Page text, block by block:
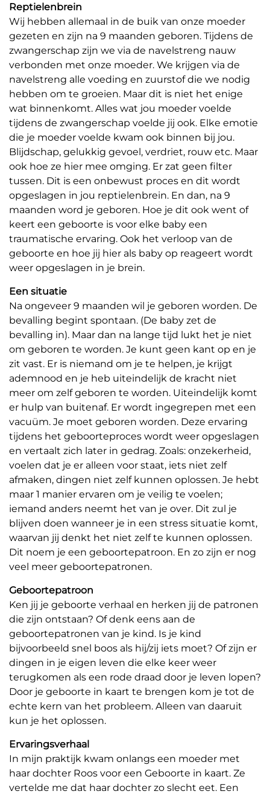
Reptielenbrein
Wij hebben allemaal in de buik van onze moeder
gezeten en zijn na 9 maanden geboren. Tijdens de
zwangerschap zijn we via de navelstreng nauw
verbonden met onze moeder. We krijgen via de
navelstreng alle voeding en zuurstof die we nodig
hebben om te groeien. Maar dit is niet het enige
wat binnenkomt. Alles wat jou moeder voelde
tijdens de zwangerschap voelde jij ook. Elke emotie
die je moeder voelde kwam ook binnen bij jou.
Blijdschap, gelukkig gevoel, verdriet, rouw etc. Maar
ook hoe ze hier mee omging. Er zat geen filter
tussen. Dit is een onbewust proces en dit wordt
opgeslagen in jou reptielenbrein. En dan, na 9
maanden word je geboren. Hoe je dit ook went of
keert een geboorte is voor elke baby een
traumatische ervaring. Ook het verloop van de
geboorte en hoe jij hier als baby op reageert wordt
weer opgeslagen in je brein.
Een situatie
Na ongeveer 9 maanden wil je geboren worden. De
bevalling begint spontaan. (De baby zet de
bevalling in). Maar dan na lange tijd lukt het je niet
om geboren te worden. Je kunt geen kant op en je
zit vast. Er is niemand om je te helpen, je krijgt
ademnood en je heb uiteindelijk de kracht niet
meer om zelf geboren te worden. Uiteindelijk komt
er hulp van buitenaf. Er wordt ingegrepen met een
vacuüm. Je moet geboren worden. Deze ervaring
tijdens het geboorteproces wordt weer opgeslagen
en vertaalt zich later in gedrag. Zoals: onzekerheid,
voelen dat je er alleen voor staat, iets niet zelf
afmaken, dingen niet zelf kunnen oplossen. Je hebt
maar 1 manier ervaren om je veilig te voelen;
iemand anders neemt het van je over. Dit zul je
blijven doen wanneer je in een stress situatie komt,
waarvan jij denkt het niet zelf te kunnen oplossen.
Dit noem je een geboortepatroon. En zo zijn er nog
veel meer geboortepatronen.
Geboortepatroon
Ken jij je geboorte verhaal en herken jij de patronen
die zijn ontstaan? Of denk eens aan de
geboortepatronen van je kind. Is je kind
bijvoorbeeld snel boos als hij/zij iets moet? Of zijn er
dingen in je eigen leven die elke keer weer
terugkomen als een rode draad door je leven lopen?
Door je geboorte in kaart te brengen kom je tot de
echte kern van het probleem. Alleen van daaruit
kun je het oplossen.
Ervaringsverhaal
In mijn praktijk kwam onlangs een moeder met
haar dochter Roos voor een Geboorte in kaart. Ze
vertelde me dat haar dochter zo slecht eet. Een